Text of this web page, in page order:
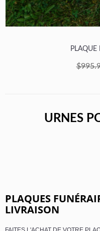
PLAQUE
URNES
PLAQUES
LIVRAISON